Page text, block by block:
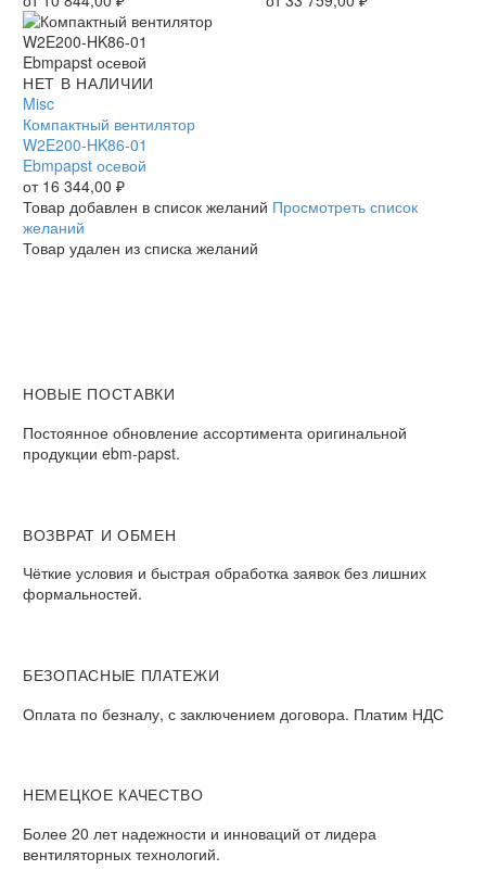
осевой
Компактный
вентилятор
W2E200-
HK86-
01
Ebmpapst
осевой
НЕТ В НАЛИЧИИ
Misc
Компактный вентилятор
W2E200-HK86-01
Ebmpapst осевой
от 16 344,00 ₽
Товар добавлен в список желаний Просмотреть список
желаний
Товар удален из списка желаний
НОВЫЕ ПОСТАВКИ
Постоянное обновление ассортимента оригинальной
продукции ebm-papst.
ВОЗВРАТ И ОБМЕН
Чёткие условия и быстрая обработка заявок без лишних
формальностей.
БЕЗОПАСНЫЕ ПЛАТЕЖИ
Оплата по безналу, с заключением договора. Платим НДС
НЕМЕЦКОЕ КАЧЕСТВО
Более 20 лет надежности и инноваций от лидера
вентиляторных технологий.